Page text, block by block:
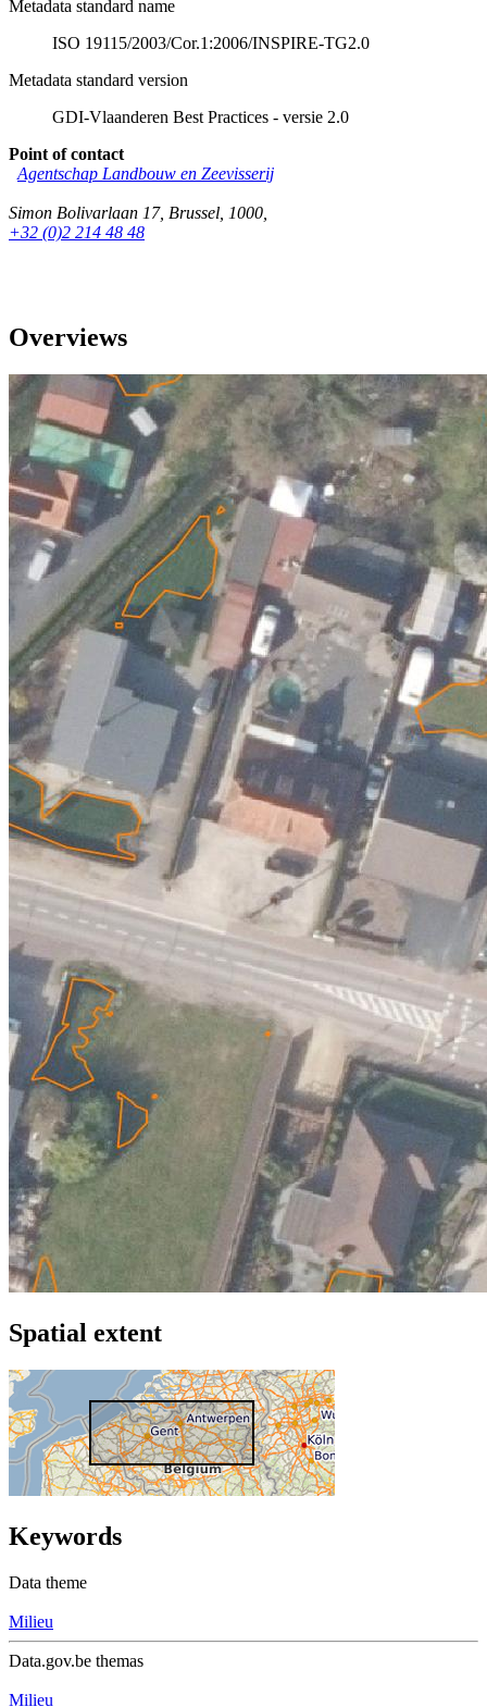
Metadata standard name
ISO 19115/2003/Cor.1:2006/INSPIRE-TG2.0
Metadata standard version
GDI-Vlaanderen Best Practices - versie 2.0
Point of contact
Agentschap Landbouw en Zeevisserij
Simon Bolivarlaan 17, Brussel 1000
+32 (0)2 214 48 48
Overviews
Spatial extent
Keywords
Data theme
Milieu
Data.gov.be themas
Milieu